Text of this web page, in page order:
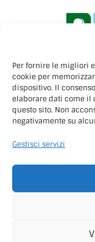
Per fornire le migliori
cookie per
dispositivo. Il
elaborare dati come il
questo sito. Non
negativamente su
Gestisci servizi
PARCO ADDA
Via Benigno Calvi,
C.F. 91507180155